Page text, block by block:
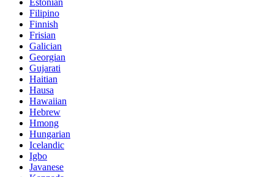
Estonian
Filipino
Finnish
Frisian
Galician
Georgian
Gujarati
Haitian
Hausa
Hawaiian
Hebrew
Hmong
Hungarian
Icelandic
Igbo
Javanese